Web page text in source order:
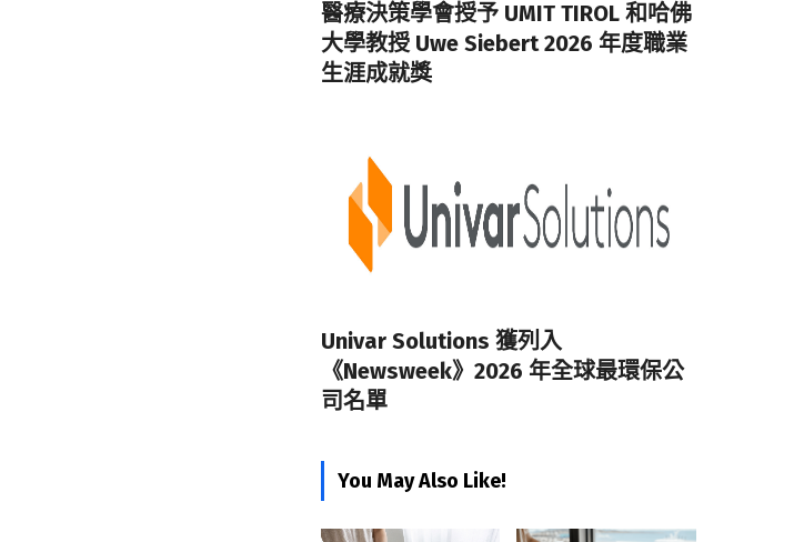
醫療決策學會授予 UMIT TIROL 和哈佛
大學教授 Uwe Siebert 2026 年度職業
生涯成就獎
Univar Solutions 獲列入
《Newsweek》2026 年全球最環保公
司名單
You May Also Like!